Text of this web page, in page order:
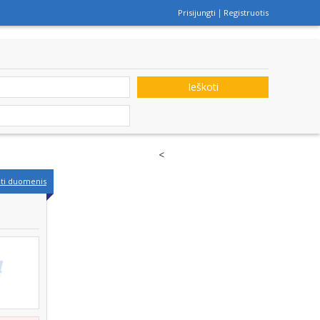
Prisijungti Registruotis
Ieškoti
duomenis
<